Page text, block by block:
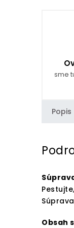
sme
Popis
Obsah